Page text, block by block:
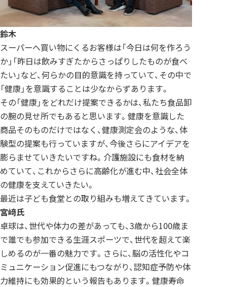
鈴木
スーパーへ買い物にくるお客様は「今日は何を作ろう
か」「昨日は飲みすぎたからさっぱりしたものが食べ
たい」など、何らかの目的意識を持っていて、その中で
「健康」を意識することは少なからずあります。
その「健康」をどれだけ提案できるかは、私たち食品卸
の腕の見せ所でもあると思います。健康を意識した
商品そのものだけではなく、健康測定会のような、体
験型の提案も行っていますが、今後さらにアイデアを
膨らませていきたいですね。介護施設にも食材を納
めていて、これからさらに高齢化が進む中、社会全体
の健康を支えていきたい。
最近は子ども食堂との取り組みも増えてきています。
宮﨑氏
卓球は、世代や体力の差があっても、3歳から100歳ま
で誰でも参加できる生涯スポーツで、世代を超えて楽
しめるのが一番の魅力です。さらに、脳の活性化やコ
ミュニケーション促進にもつながり、認知症予防や体
力維持にも効果的という報告もあります。健康寿命